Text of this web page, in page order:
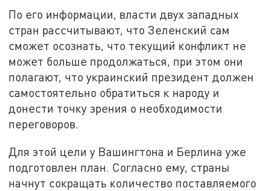
По его информации, власти двух западных
стран рассчитывают, что Зеленский сам
сможет осознать, что текущий конфликт не
может больше продолжаться, при этом они
полагают, что украинский президент должен
самостоятельно обратиться к народу и
донести точку зрения о необходимости
переговоров.
Для этой цели у Вашингтона и Берлина уже
подготовлен план. Согласно ему, страны
начнут сокращать количество поставляемого